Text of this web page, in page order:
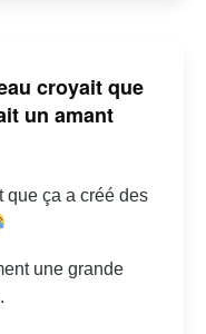
croyait que
un amant
que ça a créé des
une grande